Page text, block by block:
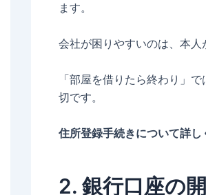
ます。
会社が困りやすいのは、本人
「部屋を借りたら終わり」
切です。
住所登録手続きについて詳し
2. 銀行口座の